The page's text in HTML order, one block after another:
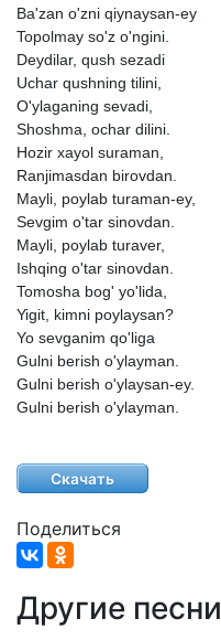
Ba'zan o'zni qiynaysan-ey
Topolmay so'z o'ngini.
Deydilar, qush sezadi
Uchar qushning tilini,
O'ylaganing sevadi,
Shoshma, ochar dilini.
Hozir xayol suraman,
Ranjimasdan birovdan.
Mayli, poylab turaman-ey,
Sevgim o'tar sinovdan.
Mayli, poylab turaver,
Ishqing o'tar sinovdan.
Tomosha bog' yo'lida,
Yigit, kimni poylaysan?
Yo sevganim qo'liga
Gulni berish o'ylayman.
Gulni berish o'ylaysan-ey.
Gulni berish o'ylayman.
Скачать
Поделиться
Другие